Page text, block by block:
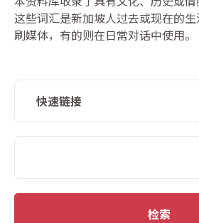
这些词汇是新加坡人过去或现在的
刷媒体，有的则在日常对话中使用。
快速链接
检索